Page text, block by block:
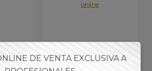
online
DE VENTA EXCLUSIVA A